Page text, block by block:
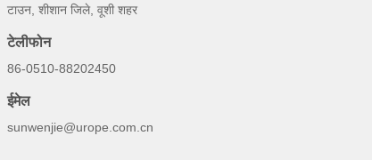
टाउन, शीशान जिले, वूशी शहर
टेलीफोन
86-0510-88202450
ईमेल
sunwenjie@urope.com.cn